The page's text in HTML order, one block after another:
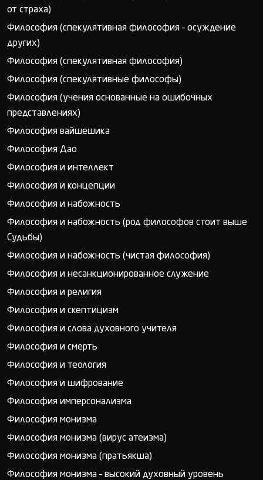
от страха)
Философия (спекулятивная философия – осуждение
других)
Философия (спекулятивная философия)
Философия (спекулятивные философы)
Философия (учения основанные на ошибочных
представлениях)
Философия вайшешика
Философия Дао
Философия и интеллект
Философия и концепции
Философия и набожность
Философия и набожность (род философов стоит выше
Судьбы)
Философия и набожность (чистая философия)
Философия и несанкционированное служение
Философия и религия
Философия и скептицизм
Философия и слова духовного учителя
Философия и смерть
Философия и теология
Философия и шифрование
Философия имперсонализма
Философия монизма
Философия монизма (вирус атеизма)
Философия монизма (пратьякша)
Философия монизма – высокий духовный уровень